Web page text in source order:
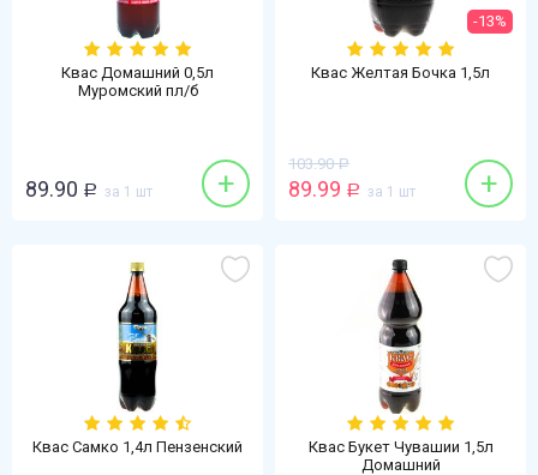
Квас Домашний 0,5л
Муромский пл/б
89.90 Р за 1 шт +
-13%
Квас Желтая Бочка 1,5л
103.90 Р
89.99 Р за 1 шт +
Квас Самко 1,4л Пензенский
Квас Букет Чувашии 1,5л
Домашний